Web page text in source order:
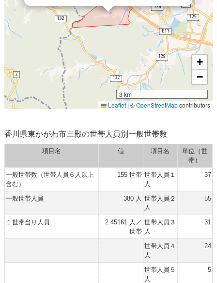
+
−
3 km
Leaflet | ©OpenStreetMapcontributors
香川県東かがわ市三殿の世帯人員別一般世帯数
項目名 値 項目名
単位（世
帯）
一般世帯数（世帯人員６人以上
含む）
155 世帯 世帯人員１
人
37
一般世帯人員 380 人 世帯人員２
人
55
１世帯当り人員
2.45161 人／
世帯
世帯人員３
人
31
世帯人員４
人
24
世帯人員５
人
5